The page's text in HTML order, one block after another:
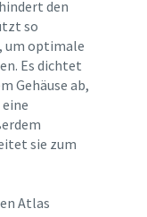
Produktion
den
so
um optimale
Es dichtet
Gehäuse ab,
sie zum
Atlas